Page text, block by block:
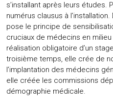
s’installant après leurs études.
numérus clausus à
pose le principe de
cruciaux de médecins en
réalisation obligatoire d’un
troisième temps, elle crée de
l’implantation des médecins
elle créée les commissions
démographie médicale.